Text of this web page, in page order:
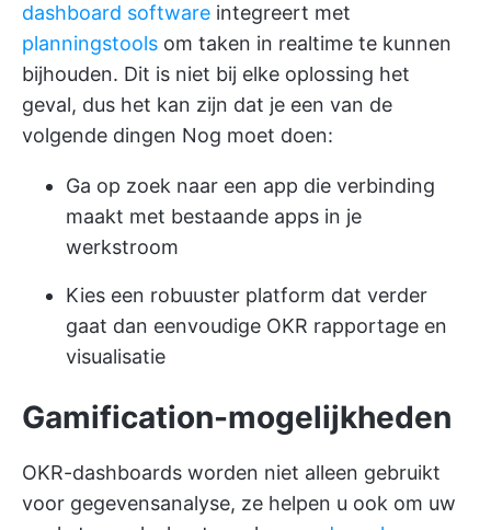
dashboard software integreert met
planningstools om taken in realtime te kunnen
bijhouden. Dit is niet bij elke oplossing het
geval, dus het kan zijn dat je een van de
volgende dingen Nog moet doen:
Ga op zoek naar een app die verbinding
maakt met bestaande apps in je
werkstroom
Kies een robuuster platform dat verder
gaat dan eenvoudige OKR rapportage en
visualisatie
Gamification-mogelijkheden
OKR-dashboards worden niet alleen gebruikt
voor gegevensanalyse, ze helpen u ook om uw